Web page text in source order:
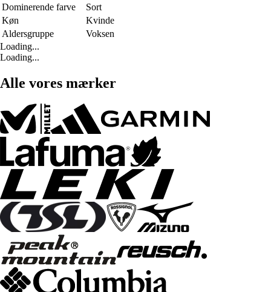
Dominerende farve
Sort
Køn
Kvinde
Aldersgruppe
Voksen
Loading...
Loading...
Alle vores mærker